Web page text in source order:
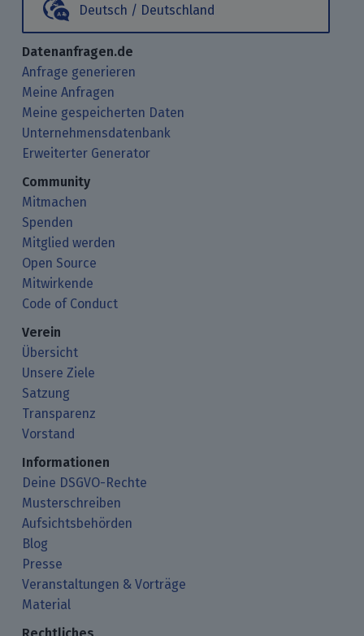
Deutsch / Deutschland
Datenanfragen.de
Anfrage generieren
Meine Anfragen
Meine gespeicherten Daten
Unternehmensdatenbank
Erweiterter Generator
Community
Mitmachen
Spenden
Mitglied werden
Open Source
Mitwirkende
Code of Conduct
Verein
Übersicht
Unsere Ziele
Satzung
Transparenz
Vorstand
Informationen
Deine DSGVO-Rechte
Musterschreiben
Aufsichtsbehörden
Blog
Presse
Veranstaltungen & Vorträge
Material
Rechtliches